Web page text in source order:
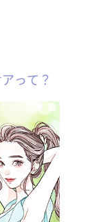
って？